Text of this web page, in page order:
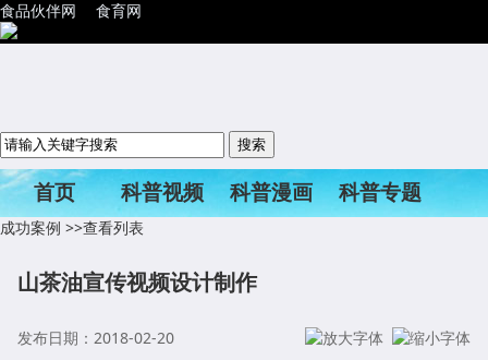
食品伙伴网 食育网
首页 科普视频 科普漫画
科普专题
科普活动
成功案例 >>查看列表
山茶油宣传视频设计制作
发布日期：2018-02-20